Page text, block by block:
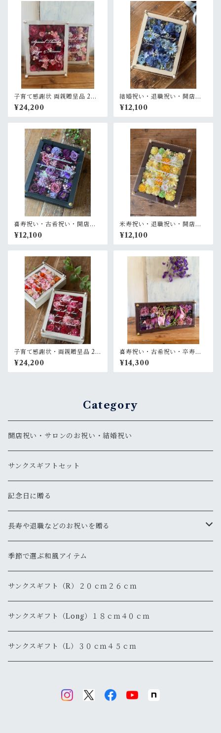
子育て感謝状 両親贈呈品 2個
セット【名入れ】 プリザーブ
ドフラワーアレンジ ウッドフ
レーム 白木枠〈赤ピンク＆ピ
¥24,200
結婚祝い・退職祝い・開店祝
い【名入れ】プリザーブドフ
ラワーアレンジ ウッドフレー
ム 白木枠〈ブルー〉
¥12,100
喜寿祝い・古希祝い・開店祝
い・周年祝い【名入れ】プリ
ザーブドフラワーアレンジ ウ
ッドフレーム 黒木枠〈パープ
¥12,100
米寿祝い・退職祝い・開店祝
い・金婚式祝い【名入れ】プ
リザーブドフラワーアレンジ
ウッドフレーム 木枠 〈レモン
¥12,100
子育て感謝状・両親贈呈品 2個
セット【名入れ】 ウッドフレ
ーム 白木枠〈ピンクオレンジ
＆ピンク赤〉結婚式 ギフト
¥24,200
喜寿祝い・古希祝い・卒寿祝
い【名入れ】プリザーブドフ
ラワーアレンジ ウッドフレー
ム ロング茶木枠 横置きタイプ
¥14,300
Category
開店祝い・サロンのお祝い・結婚祝い
サンクスギフトセット
記念日に贈る
長寿や退職などのお祝いを贈る
還暦
退職・退官
季節で選ぶ和風アイテム
サンクスギフト（R）２０ｃｍ２６ｃｍ
サンクスギフト（Long）１８ｃｍ４０ｃｍ
サンクスギフト（L）３０ｃｍ４５ｃｍ